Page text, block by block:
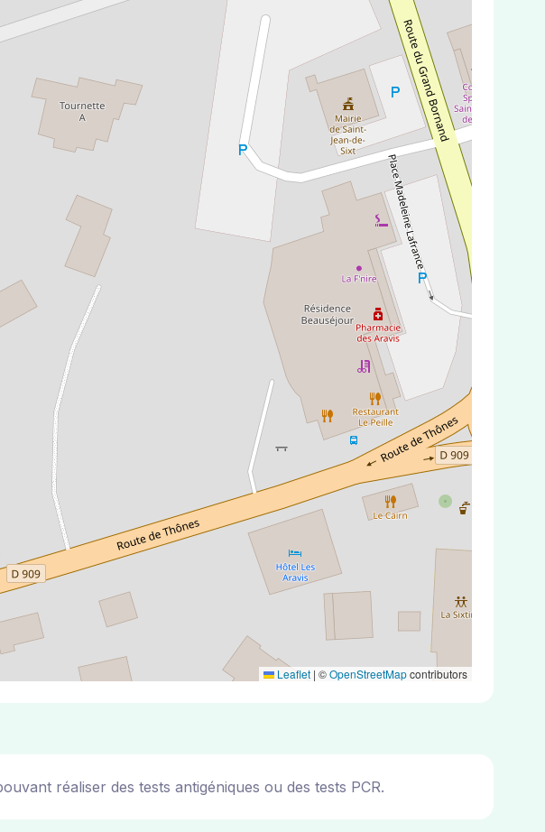
Leaflet | ©OpenStreetMapcontributors
réaliser des tests antigéniques ou des tests PCR.